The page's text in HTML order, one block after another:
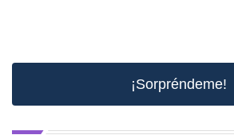
¡Sorpréndeme!